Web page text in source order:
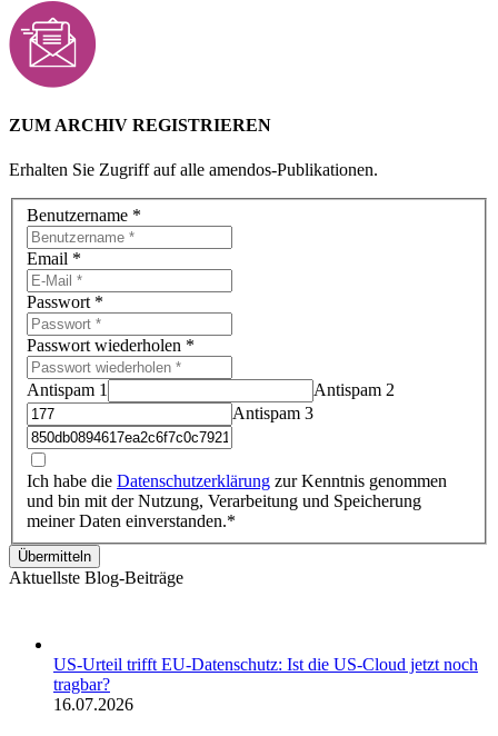
ZUM ARCHIV REGISTRIEREN
Erhalten Sie Zugriff auf alle amendos-Publikationen.
Benutzername *
Email *
Passwort *
Passwort wiederholen *
Antispam 1
Antispam 2
Antispam 3
Ich habe die Datenschutzerklärung zur Kenntnis genommen
und bin mit der Nutzung, Verarbeitung und Speicherung
meiner Daten einverstanden.*
Übermitteln
Aktuellste Blog-Beiträge
US-Urteil trifft EU-Datenschutz: Ist die US-Cloud jetzt noch
tragbar?
16.07.2026